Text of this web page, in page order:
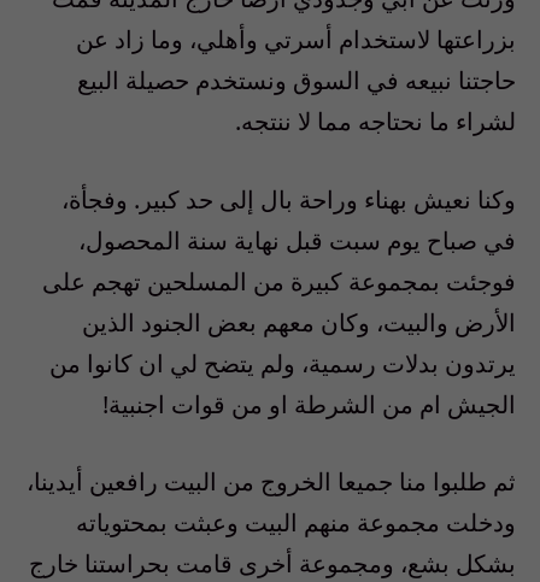
بزراعتها لاستخدام أسرتي وأهلي، وما زاد عن
حاجتنا نبيعه في السوق ونستخدم حصيلة البيع
لشراء ما نحتاجه مما لا ننتجه.
وكنا نعيش بهناء وراحة بال إلى حد كبير. وفجأة،
في صباح يوم سبت قبل نهاية سنة المحصول،
فوجئت بمجموعة كبيرة من المسلحين تهجم على
الأرض والبيت، وكان معهم بعض الجنود الذين
يرتدون بدلات رسمية، ولم يتضح لي ان كانوا من
الجيش ام من الشرطة او من قوات اجنبية!
ثم طلبوا منا جميعا الخروج من البيت رافعين أيدينا،
ودخلت مجموعة منهم البيت وعبثت بمحتوياته
بشكل بشع، ومجموعة أخرى قامت بحراستنا خارج